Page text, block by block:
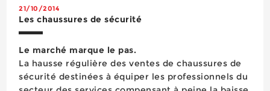
21/10/2014
Les chaussures de sécurité
Le marché marque le pas.
La hausse régulière des ventes de chaussures de
sécurité destinées à équiper les professionnels du